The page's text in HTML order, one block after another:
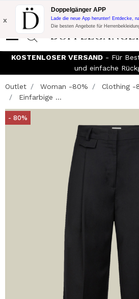
Blitzangebot:
10% Extra-Rabatt auf
DOPPEL300
x
Doppelgänger APP
Lade die neue App herunter! Entdecke,
Die besten Angebote für
KOSTENLOSER VERSAND - Für
und einfache
Outlet Woman -80% Clothing -
Einfarbige ...
- 80%